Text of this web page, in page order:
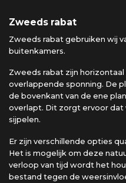
Zweeds rabat
Zweeds rabat gebruiken wij
buitenkamers.
Zweeds rabat zijn
overlappende sponning. De
de bovenkant van de ene
overlapt. Dit zorgt ervoor dat
sijpelen.
Er zijn verschillende opties
Het is mogelijk om deze
verloop van tijd wordt het
bestand tegen de